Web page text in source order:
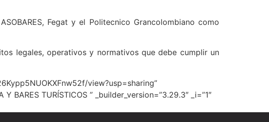
Fegat y el Politecnico Grancolombiano como
legales, operativos y normativos que debe cumplir un
view?usp=sharing”
BARES TURÍSTICOS ” _builder_version=”3.29.3″ _i=”1″